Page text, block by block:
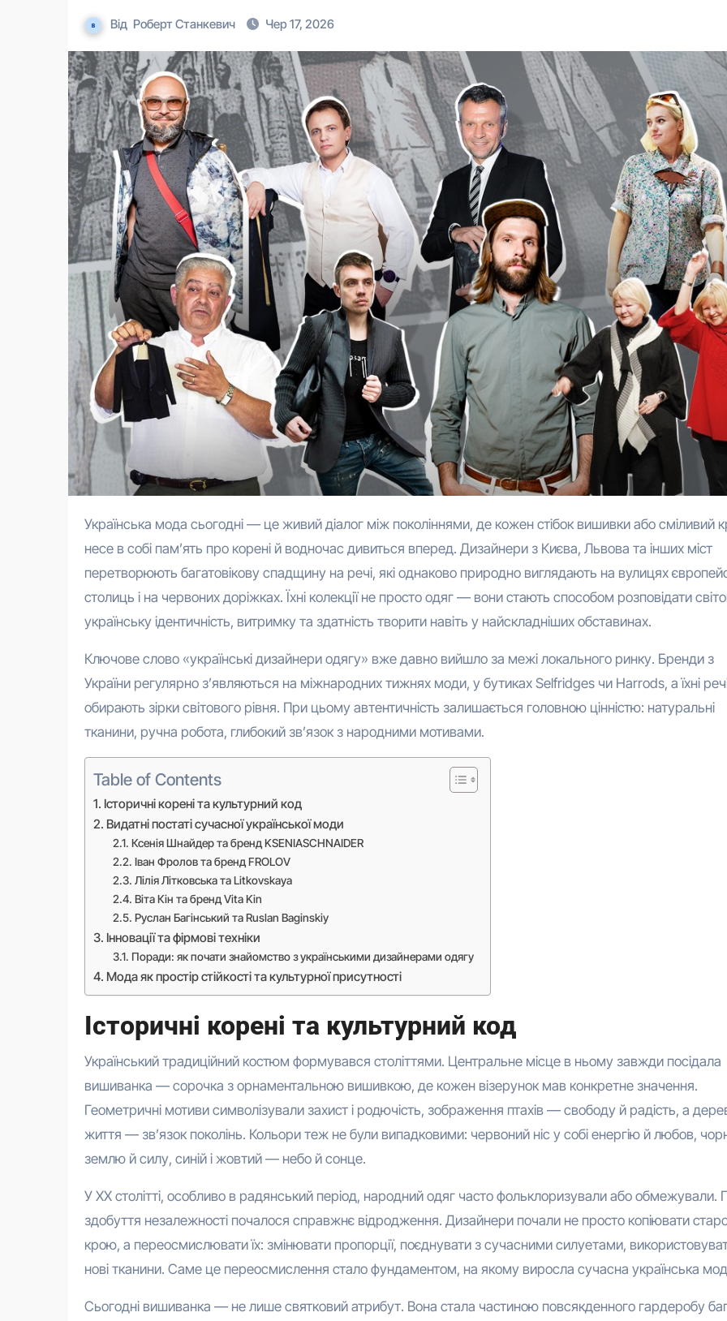
Від Роберт Станкевич Чер 17, 2026
Українська мода сьогодні — це живий діалог між поколіннями, де кожен стібок вишивки або сміливий крій
несе в собі пам’ять про корені й водночас дивиться вперед. Дизайнери з Києва, Львова та інших міст
перетворюють багатовікову спадщину на речі, які однаково природно виглядають на вулицях
столиць і на червоних доріжках. Їхні колекції не просто одяг — вони стають способом розповідати
українську ідентичність, витримку та здатність творити навіть у найскладніших обставинах.
Ключове слово «українські дизайнери одягу» вже давно вийшло за межі локального ринку. Бренди з
України регулярно з’являються на міжнародних тижнях моди, у бутиках Selfridges чи Harrods, а їхні
обирають зірки світового рівня. При цьому автентичність залишається головною цінністю: натуральні
тканини, ручна робота, глибокий зв’язок з народними мотивами.
Table of Contents
Історичні корені та культурний код
Видатні постаті сучасної української моди
Ксенія Шнайдер та бренд KSENIASCHNAIDER
Іван Фролов та бренд FROLOV
Лілія Літковська та Litkovskaya
Віта Кін та бренд Vita Kin
Руслан Багінський та Ruslan Baginskiy
Інновації та фірмові техніки
Поради: як почати знайомство з українськими дизайнерами одягу
Мода як простір стійкості та культурної присутності
Історичні корені та культурний код
Український традиційний костюм формувався століттями. Центральне місце в ньому завжди посідала
вишиванка — сорочка з орнаментальною вишивкою, де кожен візерунок мав конкретне значення.
Геометричні мотиви символізували захист і родючість, зображення птахів — свободу й радість, а
життя — зв’язок поколінь. Кольори теж не були випадковими: червоний ніс у собі енергію й любов,
землю й силу, синій і жовтий — небо й сонце.
У XX столітті, особливо в радянський період, народний одяг часто фольклоризували або обмежували.
здобуття незалежності почалося справжнє відродження. Дизайнери почали не просто копіювати
крою, а переосмислювати їх: змінювати пропорції, поєднувати з сучасними силуетами,
нові тканини. Саме це переосмислення стало фундаментом, на якому виросла сучасна українська
Сьогодні вишиванка — не лише святковий атрибут. Вона стала частиною повсякденного гардеробу